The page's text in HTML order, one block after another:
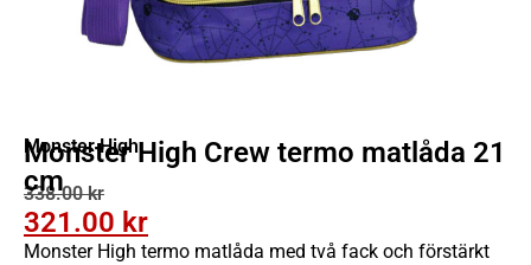
Monster High
Monster High Crew termo matlåda 21
cm
338.00kr
321.00 kr
Monster High termo matlåda med två fack och förstärkt